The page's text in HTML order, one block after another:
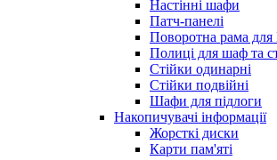
Настінні шафи
Патч-панелі
Поворотна рама для
Полиці для шаф та
Стійки одинарні
Стійки подвійні
Шафи для підлоги
Накопичувачі інформації
Жорсткі диски
Карти пам'яті